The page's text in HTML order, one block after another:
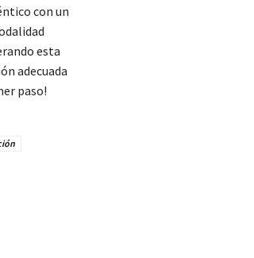
con un
esta
adecuada
paso!